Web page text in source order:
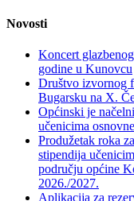
Novosti
Koncert
godine u Kunovcu
Društvo izvornog
Bugarsku na X.
Općinski je
učenicima
Produžetak roka
stipendija
području općine
2026./2027.
Aplikacija za